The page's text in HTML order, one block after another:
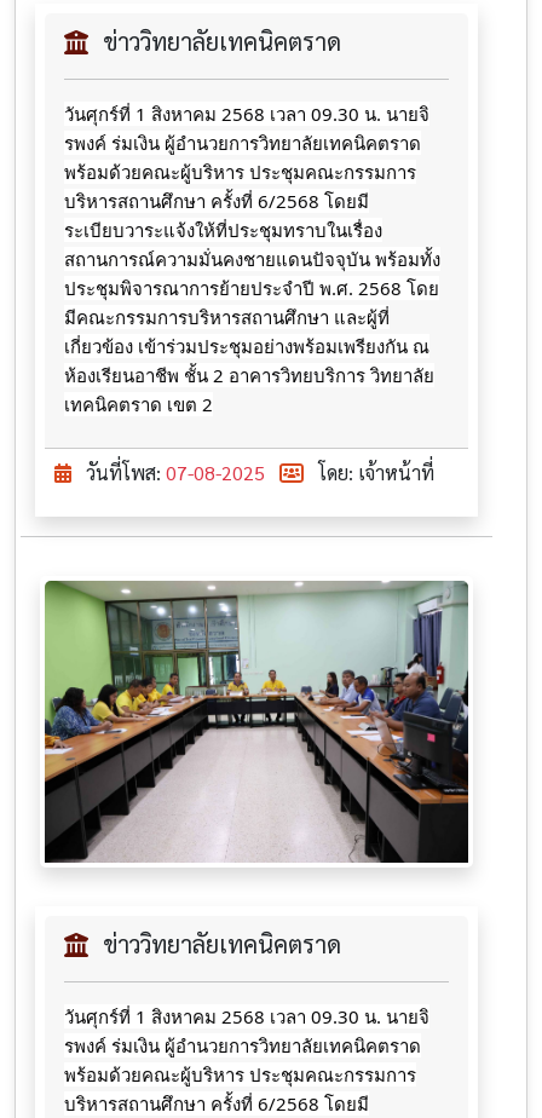
ข่าววิทยาลัยเทคนิคตราด
วันศุกร์ที่ 1 สิงหาคม 2568 เวลา 09.30 น. นายจิ
รพงค์ ร่มเงิน ผู้อำนวยการวิทยาลัยเทคนิคตราด
พร้อมด้วยคณะผู้บริหาร ประชุมคณะกรรมการ
บริหารสถานศึกษา ครั้งที่ 6/2568 โดยมี
ระเบียบวาระแจ้งให้ที่ประชุมทราบในเรื่อง
สถานการณ์ความมั่นคงชายแดนปัจจุบัน พร้อมทั้ง
ประชุมพิจารณาการย้ายประจำปี พ.ศ. 2568 โดย
มีคณะกรรมการบริหารสถานศึกษา และผู้ที่
เกี่ยวข้อง เข้าร่วมประชุมอย่างพร้อมเพรียงกัน ณ
ห้องเรียนอาชีพ ชั้น 2 อาคารวิทยบริการ วิทยาลัย
เทคนิคตราด เขต 2
วันที่โพส: 07-08-2025 โดย: เจ้าหน้าที่
ข่าววิทยาลัยเทคนิคตราด
วันศุกร์ที่ 1 สิงหาคม 2568 เวลา 09.30 น. นายจิ
รพงค์ ร่มเงิน ผู้อำนวยการวิทยาลัยเทคนิคตราด
พร้อมด้วยคณะผู้บริหาร ประชุมคณะกรรมการ
บริหารสถานศึกษา ครั้งที่ 6/2568 โดยมี